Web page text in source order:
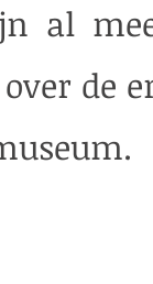
al
de